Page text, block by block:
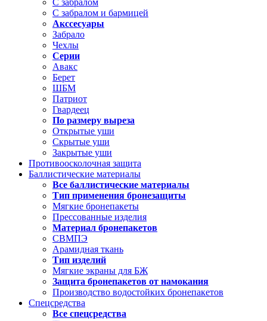
С забралом
С забралом и бармицей
Акссесуары
Забрало
Чехлы
Серии
Авакс
Берет
ШБМ
Патриот
Гвардеец
По размеру выреза
Открытые уши
Скрытые уши
Закрытые уши
Противоосколочная защита
Баллистические материалы
Все баллистические материалы
Тип применения бронезащиты
Мягкие бронепакеты
Прессованные изделия
Материал бронепакетов
СВМПЭ
Арамидная ткань
Тип изделий
Мягкие экраны для БЖ
Защита бронепакетов от намокания
Производство водостойких бронепакетов
Спецсредства
Все спецсредства